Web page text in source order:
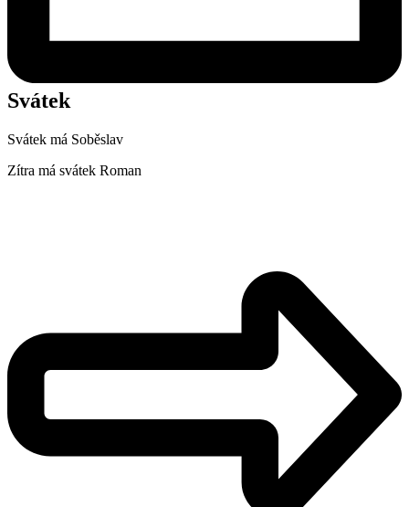
Svátek
Svátek má Soběslav
Zítra má svátek Roman